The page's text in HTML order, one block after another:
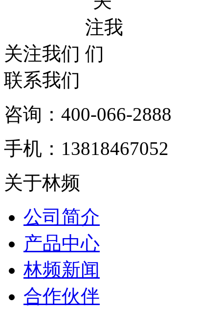
关注我们
联系我们
咨询：400-066-2888
手机：13818467052
关于林频
公司简介
产品中心
林频新闻
合作伙伴